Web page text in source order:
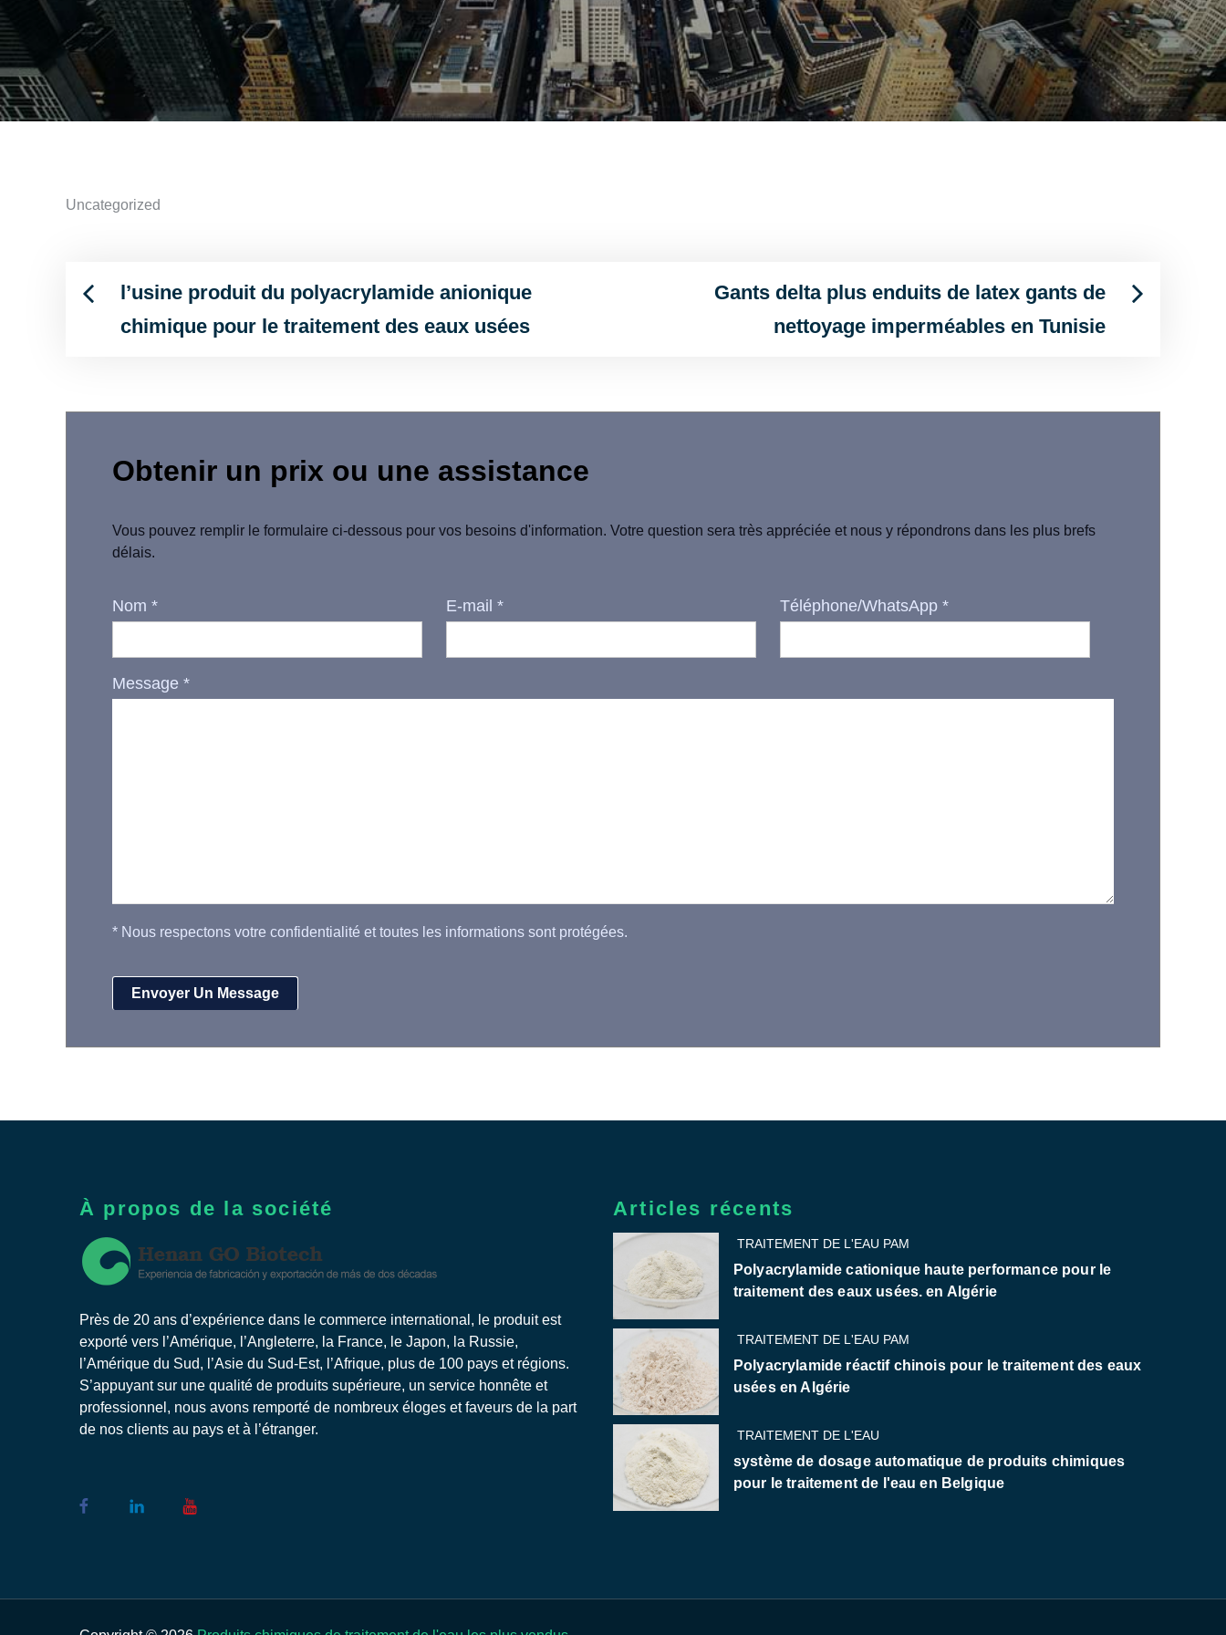
Uncategorized
Postl’usine produit du polyacrylamide anionique
chimique pour le traitement des eaux usées
Gants delta plus enduits de latex gants de
nettoyage imperméables en Tunisie
Obtenir un prix ou une assistance
Vous pouvez remplir le formulaire ci-dessous pour vos besoins d'information. Votre question sera très appréciée et nous y répondrons dans les plus brefs
délais.
Nom * E-mail * Téléphone/WhatsApp *
Message *
* Nous respectons votre confidentialité et toutes les informations sont protégées.
À propos de la société
Près de 20 ans d’expérience dans le commerce international, le produit est
exporté vers l’Amérique, l’Angleterre, la France, le Japon, la Russie,
l’Amérique du Sud, l’Asie du Sud-Est, l’Afrique, plus de 100 pays et régions.
S’appuyant sur une qualité de produits supérieure, un service honnête et
professionnel, nous avons remporté de nombreux éloges et faveurs de la part
de nos clients au pays et à l’étranger.
Articles récents
TRAITEMENT DE L'EAU PAM
Polyacrylamide cationique haute performance pour le
traitement des eaux usées. en Algérie
TRAITEMENT DE L'EAU PAM
Polyacrylamide réactif chinois pour le traitement des eaux
usées en Algérie
TRAITEMENT DE L'EAU
système de dosage automatique de produits chimiques
pour le traitement de l'eau en Belgique